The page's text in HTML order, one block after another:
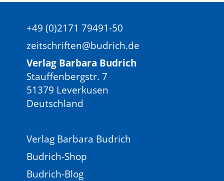
+49 (0)2171 79491-50
zeitschriften@budrich.de
Verlag Barbara Budrich
Stauffenbergstr. 7
51379 Leverkusen
Deutschland
Verlag Barbara Budrich
Budrich-Shop
Budrich-Blog